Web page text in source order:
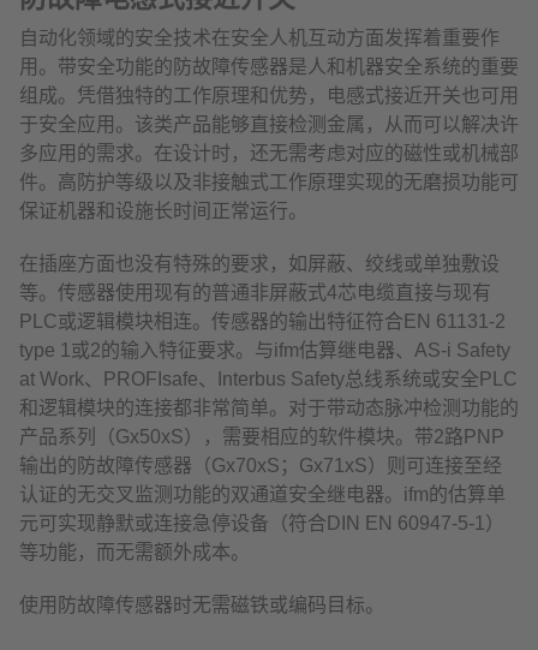
自动化领域的安全技术在安全人机互动方面发挥着重要作
用。带安全功能的防故障传感器是人和机器安全系统的重要
组成。凭借独特的工作原理和优势，电感式接近开关也可用
于安全应用。该类产品能够直接检测金属，从而可以解决许
多应用的需求。在设计时，还无需考虑对应的磁性或机械部
件。高防护等级以及非接触式工作原理实现的无磨损功能可
保证机器和设施长时间正常运行。
在插座方面也没有特殊的要求，如屏蔽、绞线或单独敷设
等。传感器使用现有的普通非屏蔽式4芯电缆直接与现有
PLC或逻辑模块相连。传感器的输出特征符合EN 61131-2
type 1或2的输入特征要求。与ifm估算继电器、AS-i Safety
at Work、PROFIsafe、Interbus Safety总线系统或安全PLC
和逻辑模块的连接都非常简单。对于带动态脉冲检测功能的
产品系列（Gx50xS），需要相应的软件模块。带2路PNP
输出的防故障传感器（Gx70xS；Gx71xS）则可连接至经
认证的无交叉监测功能的双通道安全继电器。ifm的估算单
元可实现静默或连接急停设备（符合DIN EN 60947-5-1）
等功能，而无需额外成本。
使用防故障传感器时无需磁铁或编码目标。